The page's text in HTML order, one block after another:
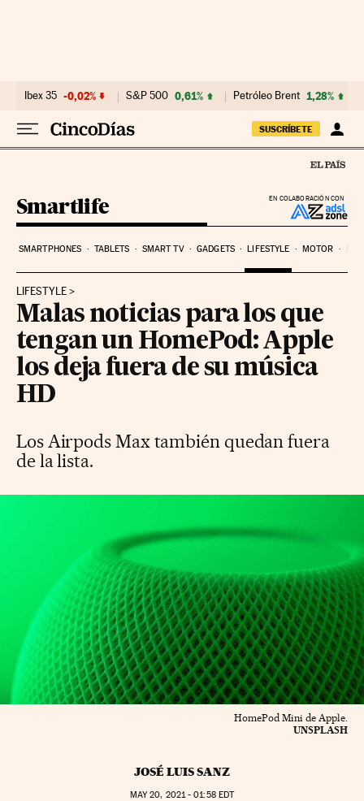
Ibex 35 -0,02% S&P 500 0,61% Petróleo Brent 1,28%
SUSCRÍBETE
EN COLABORACIÓN CON
Smartlife
SMARTPHONES TABLETS SMART TV GADGETS LIFESTYLE MOTOR
LIFESTYLE
Malas noticias para los que
tengan un HomePod: Apple
los deja fuera de su música
HD
Los Airpods Max también quedan fuera
de la lista.
HomePod Mini de Apple.
UNSPLASH
JOSÉ LUIS SANZ
MAY20, 2021 - 01:58EDT